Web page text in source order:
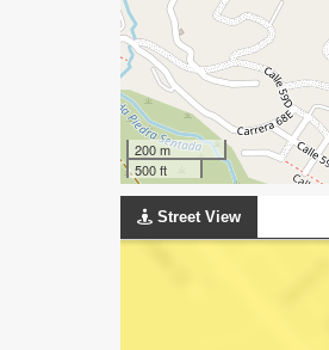
200 m
500 ft
Street View